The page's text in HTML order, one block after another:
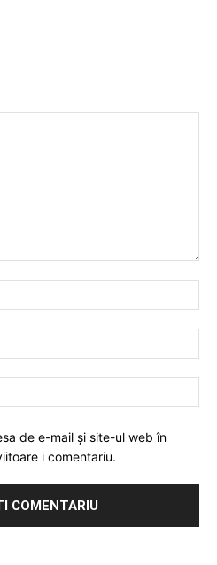
de e-mail și site-ul web în
i comentariu.